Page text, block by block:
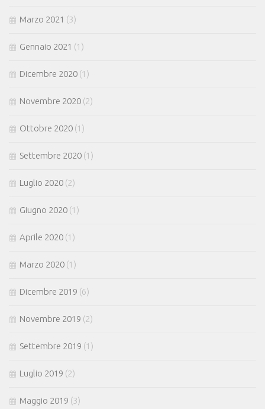
Marzo 2021 (3)
Gennaio 2021 (1)
Dicembre 2020 (1)
Novembre 2020 (2)
Ottobre 2020 (1)
Settembre 2020 (1)
Luglio 2020 (2)
Giugno 2020 (1)
Aprile 2020 (1)
Marzo 2020 (1)
Dicembre 2019 (6)
Novembre 2019 (2)
Settembre 2019 (1)
Luglio 2019 (2)
Maggio 2019 (3)